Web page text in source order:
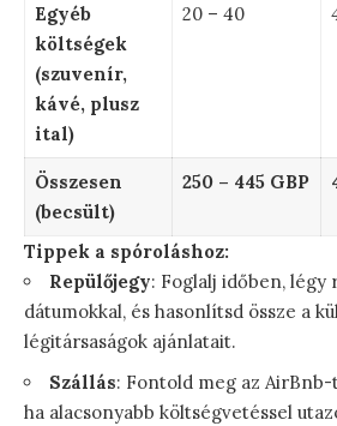
Egyéb
költségek
(szuvenír,
kávé, plusz
ital)
20 – 40
Összesen
(becsült)
250 – 445 GBP
Tippek a spóroláshoz:
Repülőjegy: Foglalj időben, légy
dátumokkal, és hasonlítsd össze a
légitársaságok ajánlatait.
Szállás: Fontold meg az
ha alacsonyabb költségvetéssel